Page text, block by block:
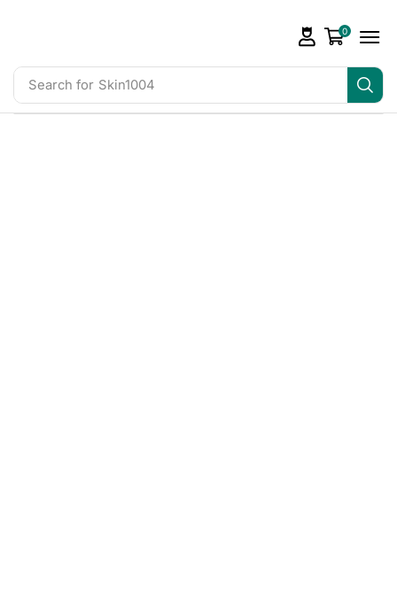
Search for Skin1004
0